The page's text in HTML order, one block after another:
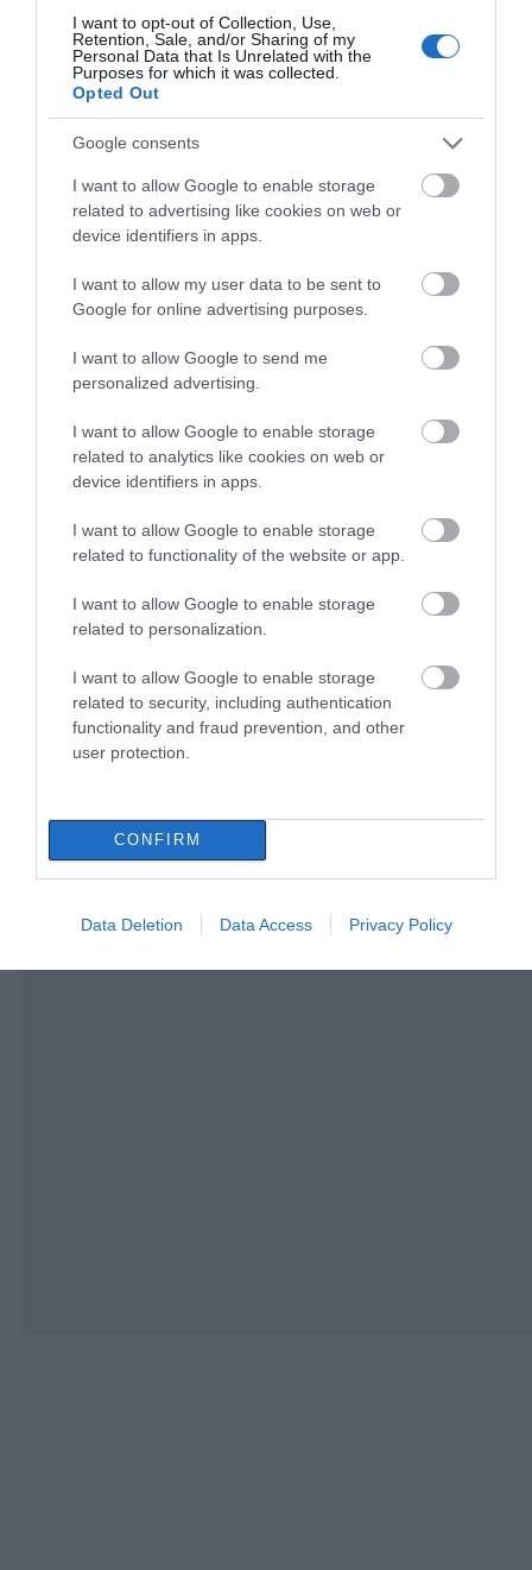
I want to opt-out of Collection, Use,
Retention, Sale, and/or Sharing of my
Personal Data that Is Unrelated with the
Purposes for which it was collected.
Opted Out
Google consents
I want to allow Google to enable storage
related to advertising like cookies on web or
device identifiers in apps.
I want to allow my user data to be sent to
Google for online advertising purposes.
I want to allow Google to send me
personalized advertising.
I want to allow Google to enable storage
related to analytics like cookies on web or
device identifiers in apps.
I want to allow Google to enable storage
related to functionality of the website or app.
I want to allow Google to enable storage
related to personalization.
I want to allow Google to enable storage
related to security, including authentication
functionality and fraud prevention, and other
user protection.
CONFIRM
Data Deletion Data Access Privacy Policy
απαγορεύεται από την Πολιτική
Προστασία
08.08.2026 | 08:00
Μεγάλο πανηγύρι στην Εύβοια:
Πλημμύρισε με κόσμο η Φαράκλα
(pics&vid)
08.08.2026 | 00:59
Ο καιρός αλλάζει πρόσωπο:
θυελλώδη μελτέμια
07.08.2026 | 22:20
Εύβοια: Ηχηρό μήνυμα πέντε
χρόνια μετά τη μεγάλη
07.08.2026 | 22:00
Νέο τροχαίο με υλικές ζημιές
07.08.2026 | 21:40
Εύβοια: Γυναίκα έπεσε θύμα
διαδικτυακής απάτης – Πλήρωσε
07.08.2026 | 21:20
Τραγωδία στην Εύβοια: Άνδρας
ανασύρθηκε χωρίς τις αισθήσεις
Σάββατο 8 Αυγούστου
40άρια μαζί με
θυελλώδη μελτέμια
Νέο τροχαίο με υλικές
Μητέρα και γιος οι
νεκροί από τη
σύγκρουση
φορτηγό
η θαλάσσια εκδρομή
για 57χρονο τουρίστα
Αυτοψία στα καμένα:
37 σπίτια κρίθηκαν